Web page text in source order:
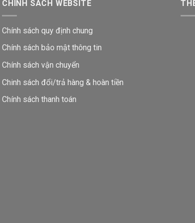
CHÍNH SÁCH WEBSITE
Chính sách quy định chung
Chính sách bảo mật thông tin
Chính sách vận chuyển
Chinh sách đổi/trả hàng & hoàn tiền
Chính sách thanh toán